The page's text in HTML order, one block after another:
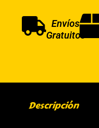
Envíos
Gratuitos
Descripción